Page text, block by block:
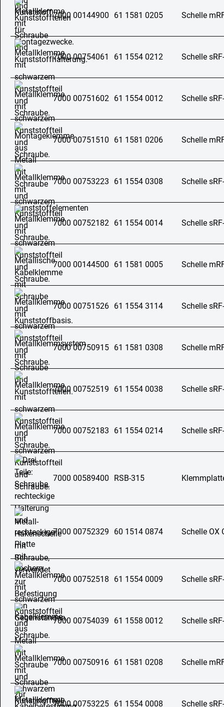
7000 00144900 61 1581 0205 Schelle
7000 00754061 61 1554 0212 Schelle
7000 00751602 61 1554 0012 Schelle
7000 00751510 61 1581 0206 Schelle
7000 00753223 61 1554 0308 Schelle
7000 00752182 61 1554 0014 Schelle
7000 00144500 61 1581 0005 Schelle
7000 00751526 61 1554 3114 Schelle
7000 00750915 61 1581 0308 Schelle
7000 00752519 61 1554 0038 Schelle
7000 00752183 61 1554 0214 Schelle
7000 00589400 RSB-315
7000 00752329 60 1514 0874 Schelle OX
7000 00752518 61 1554 0009 Schelle
7000 00754039 61 1558 0012 Schelle
7000 00750916 61 1581 0208 Schelle
7000 00753225 61 1554 0008 Schelle